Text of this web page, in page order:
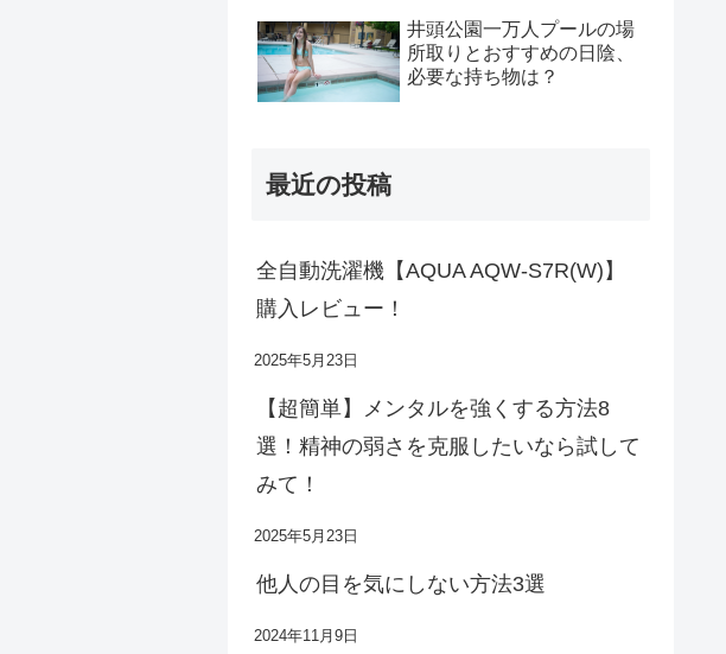
井頭公園一万人プールの場
所取りとおすすめの日陰、
必要な持ち物は？
最近の投稿
全自動洗濯機【AQUA AQW-S7R(W)】
購入レビュー！
2025年5月23日
【超簡単】メンタルを強くする方法8
選！精神の弱さを克服したいなら試して
みて！
2025年5月23日
他人の目を気にしない方法3選
2024年11月9日